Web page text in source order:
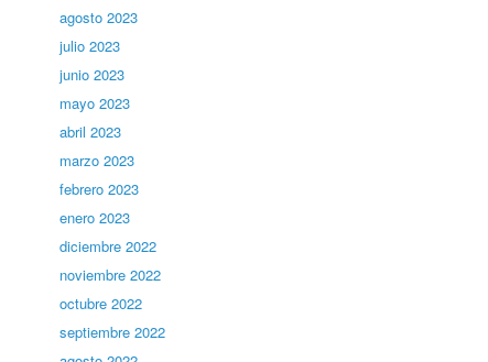
agosto 2023
julio 2023
junio 2023
mayo 2023
abril 2023
marzo 2023
febrero 2023
enero 2023
diciembre 2022
noviembre 2022
octubre 2022
septiembre 2022